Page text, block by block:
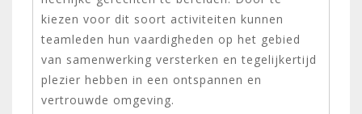
kiezen voor dit soort activiteiten kunnen
teamleden hun vaardigheden op het gebied
van samenwerking versterken en tegelijkertijd
plezier hebben in een ontspannen en
vertrouwde omgeving.